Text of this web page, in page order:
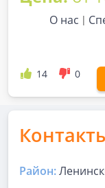
О нас
14 0
Район: